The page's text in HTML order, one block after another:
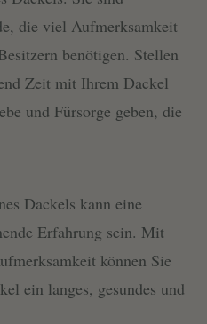
die viel Aufmerksamkeit
benötigen. Stellen
Zeit mit Ihrem Dackel
und Fürsorge geben, die
Dackels kann eine
Erfahrung sein. Mit
können Sie
ein langes, gesundes und